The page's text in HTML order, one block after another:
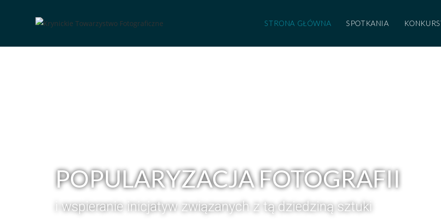
STRONA GŁÓWNA SPOTKANIA
POPULARYZACJA FOTOGRAFII
i wspieranie inicjatyw związanych z tą dziedziną sztuki